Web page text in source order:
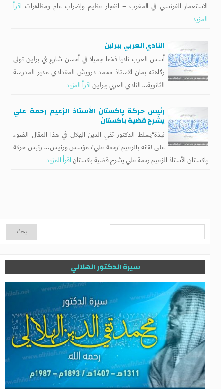
الاستعمار الفرنسي في المغرب – انفجار عظيم وإضراب عام ومظاهرات اقرأ
المزيد
النادي العربي ببرلين
أسس العرب ناديا فخما جميلا في أحسن شارع في برلين تولى
رگاهته بمان الاستاذ محمد درويش المقدادي مدير المدرسة
الثانوية... النادي العربي ببرليناقرأ المزيد
رئيس حركة پاكستان الأستاذ الزعيم رحمة علي
يشرح قضية باكستان
نبذة“يسلط الدكتور تقي الدين الهلالي في هذا المقال الضوء
على لقائه بالزعيم ‘رحمة علي’، مؤسس ورئيس... رئيس حركة
پاكستان الأستاذ الزعيم رحمة علي يشرح قضية باكستاناقرأ المزيد
سيرة الدكتور الهلالي